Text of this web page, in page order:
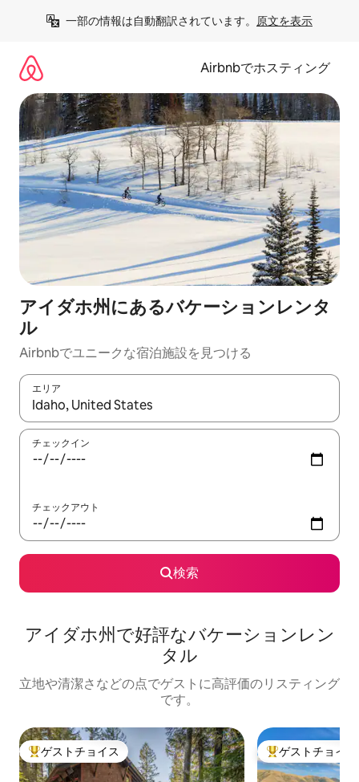
一部の情報は自動翻訳されています。 原文を表示
Airbnbでホスティング
アイダホ州にあるバケーションレンタ
ル
Airbnbでユニークな宿泊施設を見つける
エリア
検索結果が表示されたら、上下の矢印キーを使って移動するか
チェックイン
チェックアウト
検索
アイダホ州で好評なバケーションレン
タル
立地や清潔さなどの点でゲストに高評価のリスティング
です。
大好評のゲストチョイスです。
ゲストチョイス 大好評のゲスト
ゲストチョイス